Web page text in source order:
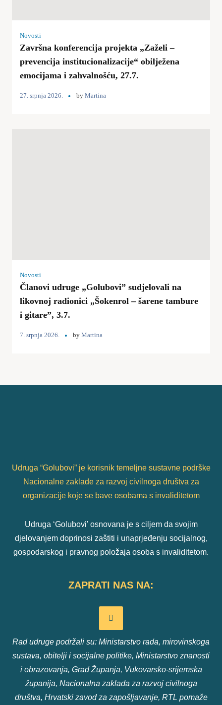
Novosti
Završna konferencija projekta „Zaželi –
prevencija institucionalizacije“ obilježena
emocijama i zahvalnošću, 27.7.
27. srpnja 2026. by Martina
Novosti
Članovi udruge „Golubovi” sudjelovali na
likovnoj radionici „Šokenrol – šarene tambure
i gitare”, 3.7.
7. srpnja 2026. by Martina
Udruga “Golubovi” je korisnik temeljne sustavne podrške
Nacionalne zaklade za razvoj civilnoga društva za
organizacije koje se bave osobama s invaliditetom
Udruga ‘Golubovi’ osnovana je s ciljem da svojim
djelovanjem doprinosi zaštiti i unaprjeđenju socijalnog,
gospodarskog i pravnog položaja osoba s invaliditetom.
ZAPRATI NAS NA:
Rad udruge podržali su: Ministarstvo rada, mirovinskoga
sustava, obitelji i socijalne politike, Ministarstvo znanosti
i obrazovanja, Grad Županja, Vukovarsko-srijemska
županija, Nacionalna zaklada za razvoj civilnoga
društva, Hrvatski zavod za zapošljavanje, RTL pomaže